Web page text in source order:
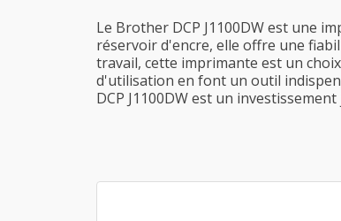
Le Brother DCP J1100DW est une
réservoir d'encre, elle offre une
travail, cette imprimante est un
d'utilisation en font un outil
DCP J1100DW est un